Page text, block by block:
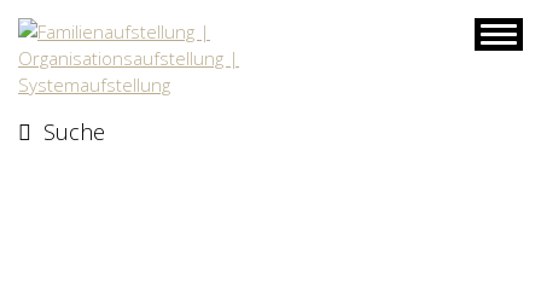
Skip
content
Suche